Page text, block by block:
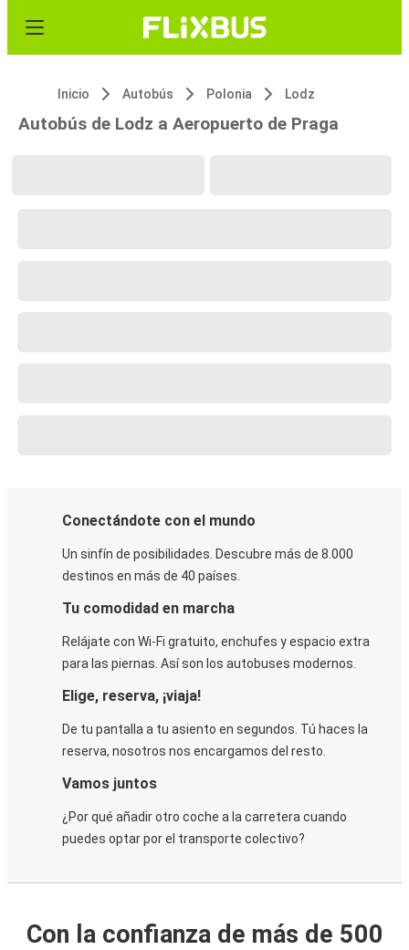
Inicio Autobús Polonia Lodz
Autobús de Lodz a Aeropuerto de Praga
Conectándote con el mundo
Un sinfín de posibilidades. Descubre más de 8.000
destinos en más de 40 países.
Tu comodidad en marcha
Relájate con Wi-Fi gratuito, enchufes y espacio extra
para las piernas. Así son los autobuses modernos.
Elige, reserva, ¡viaja!
De tu pantalla a tu asiento en segundos. Tú haces la
reserva, nosotros nos encargamos del resto.
Vamos juntos
¿Por qué añadir otro coche a la carretera cuando
puedes optar por el transporte colectivo?
Con la confianza de más de 500